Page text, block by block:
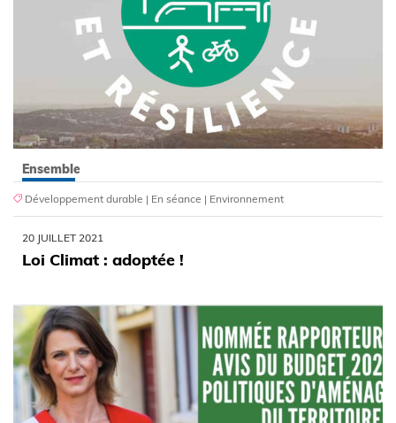
Ensemble
Développement durable | En séance | Environnement
20 JUILLET 2021
Loi Climat : adoptée !